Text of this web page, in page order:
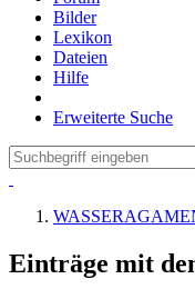
Bilder
Lexikon
Dateien
Hilfe
Erweiterte Suche
Einträge mit